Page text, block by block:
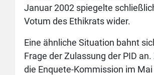
Januar 2002 spiegelte
Votum des Ethikrats wider.
Eine ähnliche Situation bahnt
Frage der Zulassung der PID
die Enquete-Kommission im